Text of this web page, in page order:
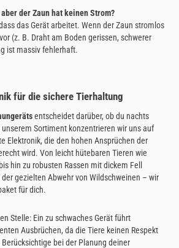
der Zaun hat keinen Strom?
das Gerät arbeitet. Wenn der Zaun stromlos
(z. B. Draht am Boden gerissen, schwerer
ist massiv fehlerhaft.
für die sichere Tierhaltung
entscheidet darüber, ob du nachts
Sortiment konzentrieren wir uns auf
Elektronik, die den hohen Ansprüchen der
wird. Von leicht hütebaren Tieren wie
hin zu robusten Rassen mit dickem Fell
der gezielten Abwehr von Wildschweinen – wir
für dich.
Stelle: Ein zu schwaches Gerät führt
Ausbrüchen, da die Tiere keinen Respekt
bei der Planung deiner